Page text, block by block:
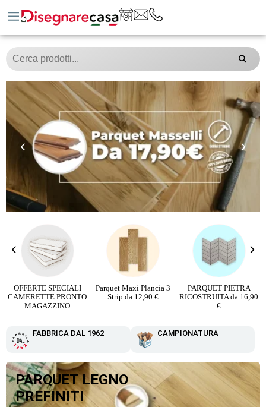
OFFERTE SPECIALI
CAMERETTE PRONTO
MAGAZZINO
Parquet Maxi Plancia 3
Strip da 12,90 €
PARQUET PIETRA
RICOSTRUITA da 16,90
€
FABBRICA DAL 1962 CAMPIONATURA
PARQUET LEGNO
PREFINITI